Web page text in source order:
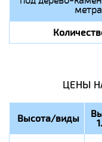
метра
ЦЕНЫ
Высота/виды